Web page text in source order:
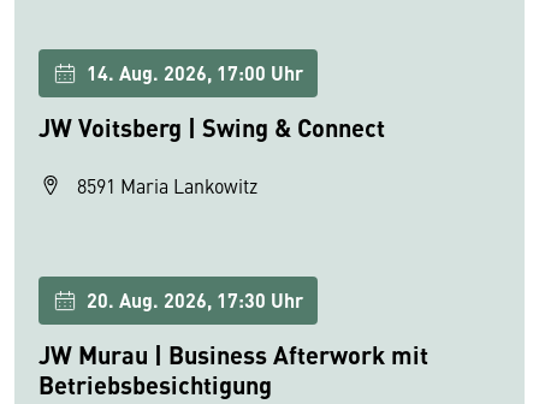
14. Aug. 2026, 17:00 Uhr
JW Voitsberg | Swing & Connect
8591 Maria Lankowitz
20. Aug. 2026, 17:30 Uhr
JW Murau | Business Afterwork mit
Betriebsbesichtigung